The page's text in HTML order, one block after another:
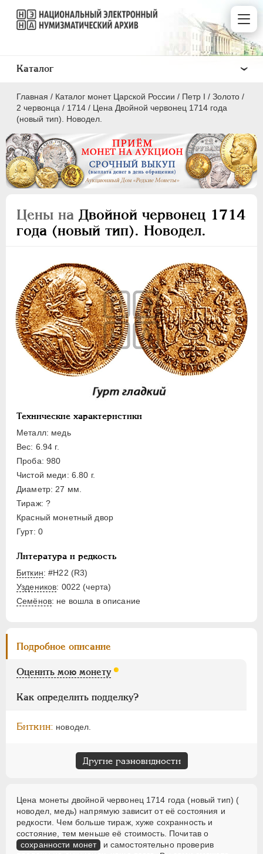
Главная / Каталог монет Царской России / Пeтр I / Золото /
2 червонца / 1714 / Цена Двойной червонец 1714 года
(новый тип). Новодел.
Цены на Двойной червонец 1714
года (новый тип). Новодел.
Технические характеристики
Металл: медь
Вес: 6.94 г.
Проба: 980
Чистой меди: 6.80 г.
Диаметр: 27 мм.
Тираж: ?
Красный монетный двор
Гурт: 0
Литература и редкость
Биткин: #H22 (R3)
Уздеников: 0022 (черта)
Семёнов: не вошла в описание
Подробное описание
Оценить мою монету
Как определить подделку?
Биткин: новодел.
Другие разновидности
Цена монеты двойной червонец 1714 года (новый тип) (
новодел, медь) напрямую зависит от её состояния и
редкости. Чем больше тираж, хуже сохранность и
состояние, тем меньше её стоимость. Почитав о
сохранности монет
и самостоятельно проверив
Каталог
ПEТР I 1699 - 1725
2 червонца
2 рубля
Жалованные
Серебро
Медь
Пробные
Для Речи Посполитой
Монетовидные жетоны
ЕКАТЕРИНА I 1725-1727
1727-1729
АННА ИОАННОВНА 1730-1740
ИОАНН АНТОНОВИЧ
ЕЛИЗАВЕТА
ПЕТР III 1762-1762
ЕКАТЕРИНА II 1762-1796
ПАВЕЛ I 1796-1801
АЛЕКСАНДР I
НИКОЛАЙ I
АЛЕКСАНДР III 1881-1894
НИКОЛАЙ II 1894-1917
ВРЕМЕННОЕ ПРАВ. 1917-1918
ИНОСТРАННЫЕ